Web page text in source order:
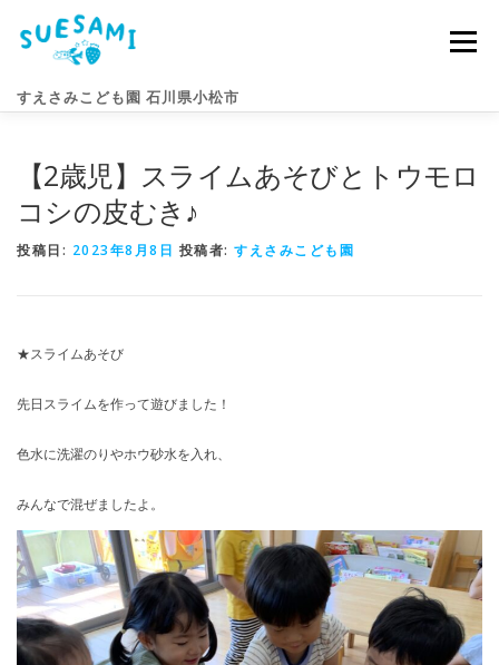
すえさみこども園 石川県小松市
メニュー
園のこと すえさみライフ 入園案内 ニュース
アクセス お問い合わせ
【2歳児】スライムあそびとトウモロ
コシの皮むき♪
投稿日: 2023年8月8日 投稿者: すえさみこども園
★スライムあそび
先日スライムを作って遊びました！
色水に洗濯のりやホウ砂水を入れ、
みんなで混ぜましたよ。